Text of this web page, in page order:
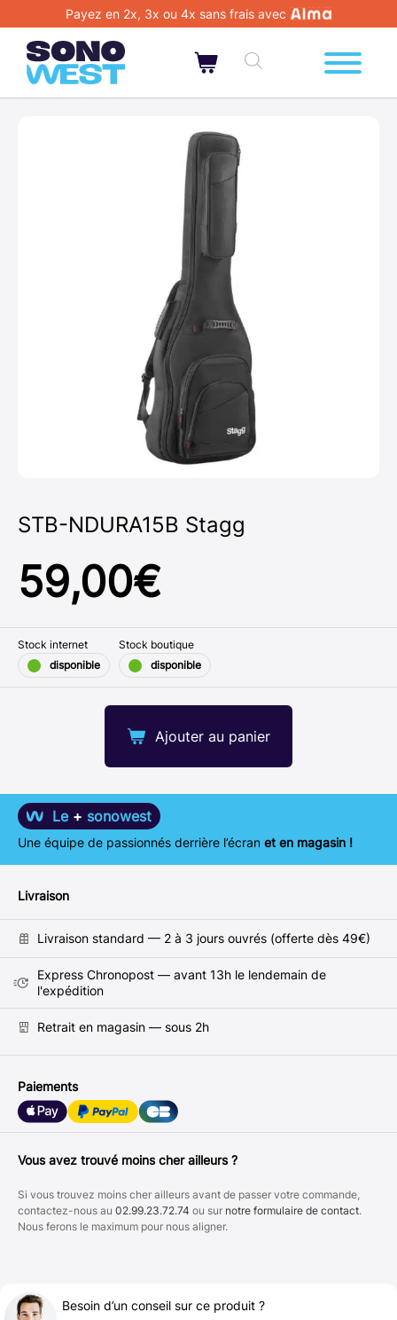
Payez en 2x, 3x ou 4x sans frais avec
STB-NDURA15B Stagg
59,00€
Ajouter au panier
Stock internet
disponible
Stock boutique
disponible
Le + sonowest
Une équipe de passionnés derrière l’écran et en magasin !
Livraison
Livraison standard — 2 à 3 jours ouvrés (offerte dès 49€)
Express Chronopost — avant 13h le lendemain de
l'expédition
Retrait en magasin — sous 2h
Paiements
Vous avez trouvé moins cher ailleurs ?
Si vous trouvez moins cher ailleurs avant de passer votre commande,
contactez-nous au 02.99.23.72.74 ou sur notre formulaire de contact.
Nous ferons le maximum pour nous aligner.
Besoin d’un conseil sur ce produit ?